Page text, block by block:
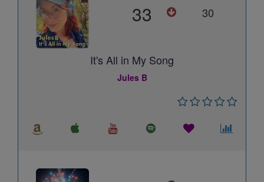
33 30
It's All in My Song
Jules B